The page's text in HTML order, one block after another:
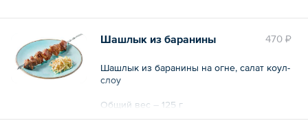
Общий вес – 175 г
470 ₽
Шашлык из баранины
Шашлык из баранины на огне, салат коул-
слоу
Общий вес – 125 г